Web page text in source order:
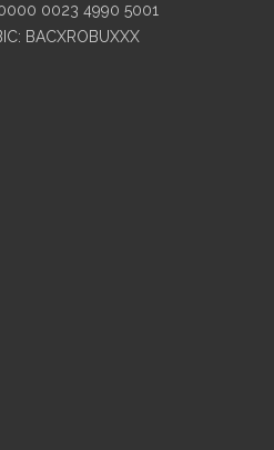
0023 4990 5001
BACXROBUXXX